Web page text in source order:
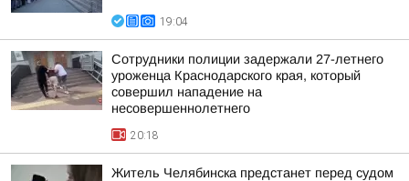
19:04
Сотрудники полиции задержали 27-летнего
уроженца Краснодарского края, который
совершил нападение на
несовершеннолетнего
20:18
Житель Челябинска предстанет перед судом